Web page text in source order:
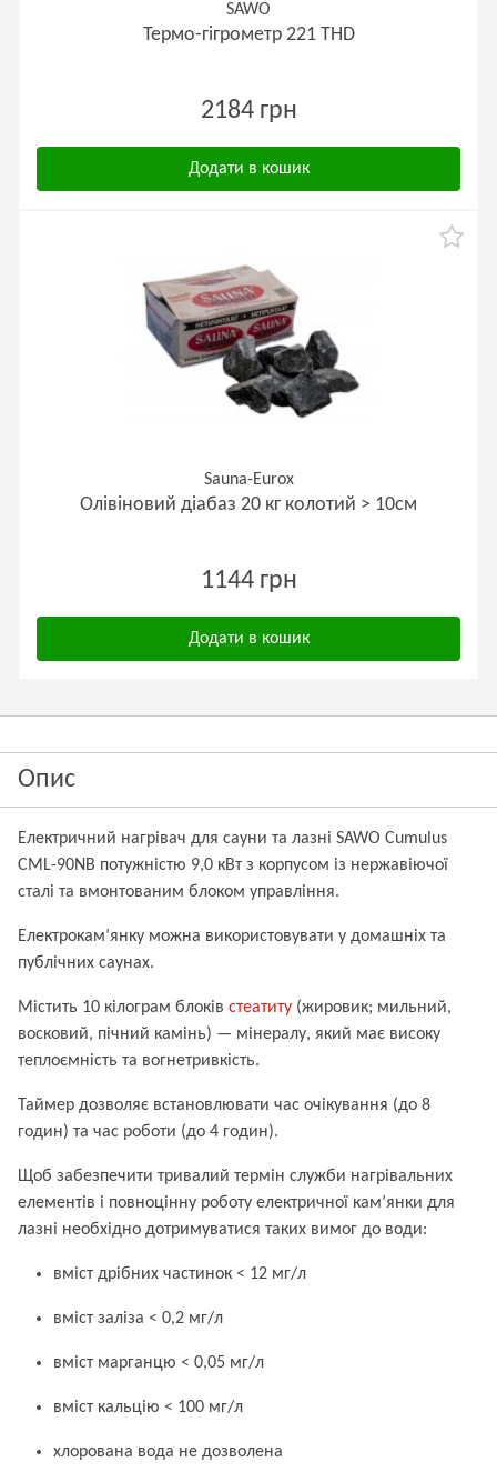
SAWO
Термо-гігрометр 221 ТНD
2184 грн
Додати в кошик
Sauna-Eurox
Олівіновий діабаз 20 кг колотий > 10см
1144 грн
Додати в кошик
Опис
Електричний нагрівач для сауни та лазні SAWO Cumulus
CML-90NB потужністю 9,0 кВт з корпусом із нержавіючої
сталі та вмонтованим блоком управління.
Електрокам’янку можна використовувати у домашніх та
публічних саунах.
Містить 10 кілограм блоків стеатиту (жировик; мильний,
восковий, пічний камінь) — мінералу, який має високу
теплоємність та вогнетривкість.
Таймер дозволяє встановлювати час очікування (до 8
годин) та час роботи (до 4 годин).
Щоб забезпечити тривалий термін служби нагрівальних
елементів і повноцінну роботу електричної кам’янки для
лазні необхідно дотримуватися таких вимог до води:
вміст дрібних частинок < 12 мг/л
вміст заліза < 0,2 мг/л
вміст марганцю < 0,05 мг/л
вміст кальцію < 100 мг/л
хлорована вода не дозволена